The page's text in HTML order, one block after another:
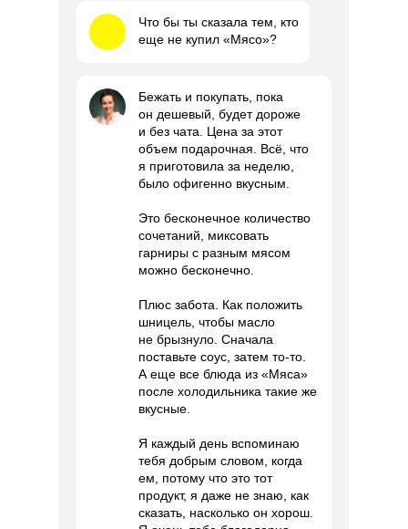
Что бы ты сказала тем, кто
еще не купил «Мясо»?
Бежать и покупать, пока
он дешевый, будет дороже
и без чата. Цена за этот
объем подарочная. Всё, что
я приготовила за неделю,
было офигенно вкусным.
Это бесконечное количество
сочетаний, миксовать
гарниры с разным мясом
можно бесконечно.
Плюс забота. Как положить
шницель, чтобы масло
не брызнуло. Сначала
поставьте соус, затем то-то.
А еще все блюда из «Мяса»
после холодильника такие же
вкусные.
Я каждый день вспоминаю
тебя добрым словом, когда
ем, потому что это тот
продукт, я даже не знаю, как
сказать, насколько он хорош.